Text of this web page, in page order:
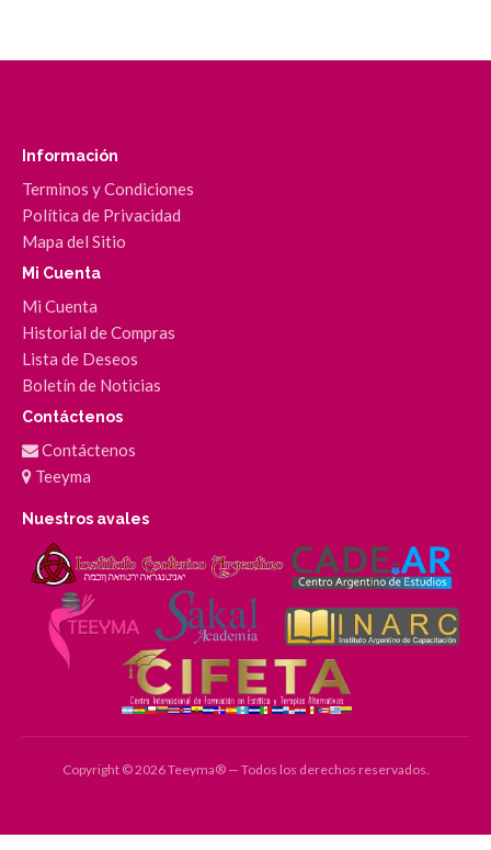
Información
Terminos y Condiciones
Política de Privacidad
Mapa del Sitio
Mi Cuenta
Mi Cuenta
Historial de Compras
Lista de Deseos
Boletín de Noticias
Contáctenos
Contáctenos
Teeyma
Nuestros avales
Copyright © 2026 Teeyma® — Todos los derechos reservados.